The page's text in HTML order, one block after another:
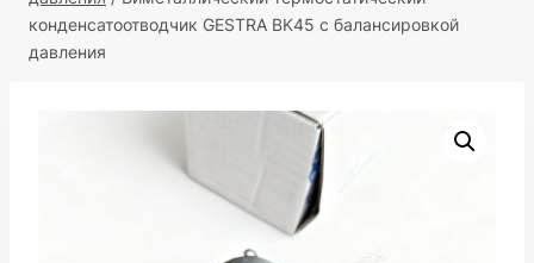
конденсатоотводчик GESTRA BK45 с балансировкой
давления